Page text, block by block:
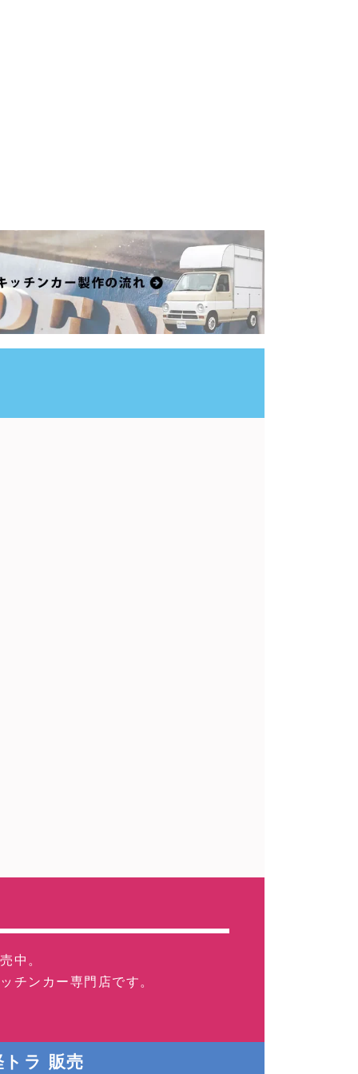
中。
チンカー専門店です。
ラ 販売